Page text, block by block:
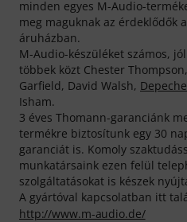
minden egyes M-Audio-
meg maguknak az érdeklődők
áruházban.
M-Audio-készüléket számos,
többek közt Chester
Garfield, David Walsh,
Isham.
3 éves Thomann-garanciánk
termékre biztosítunk egy 30
garanciát is. Komoly
munkatársaink ezen felül
szolgáltatásokat is készek
A gyártóval kapcsolatban itt
http://www.m-audio.de/